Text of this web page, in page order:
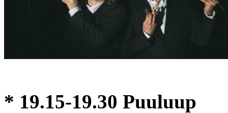
* 19.15-19.30 Puuluup